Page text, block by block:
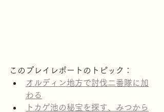
このプレイレポートのトピック：
オルディン地方で討伐二番隊に加
わる
トカゲ池の秘宝を探す、みつから